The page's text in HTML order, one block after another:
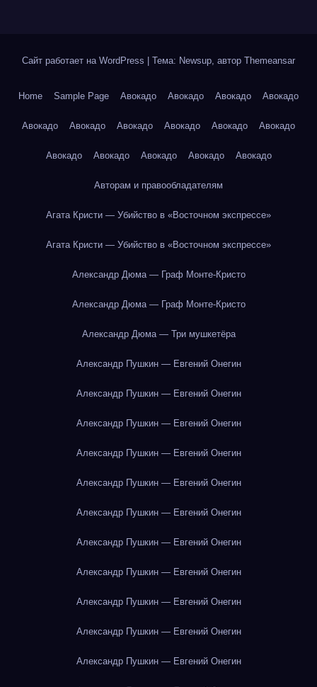
Сайт работает на WordPress Тема: Newsup, автор Themeansar
Home Sample Page Авокадо Авокадо Авокадо Авокадо
Авокадо Авокадо Авокадо Авокадо Авокадо Авокадо
Авокадо Авокадо Авокадо Авокадо Авокадо
Авторам и правообладателям
Агата Кристи — Убийство в «Восточном экспрессе»
Агата Кристи — Убийство в «Восточном экспрессе»
Александр Дюма — Граф Монте-Кристо
Александр Дюма — Граф Монте-Кристо
Александр Дюма — Три мушкетёра
Александр Пушкин — Евгений Онегин
Александр Пушкин — Евгений Онегин
Александр Пушкин — Евгений Онегин
Александр Пушкин — Евгений Онегин
Александр Пушкин — Евгений Онегин
Александр Пушкин — Евгений Онегин
Александр Пушкин — Евгений Онегин
Александр Пушкин — Евгений Онегин
Александр Пушкин — Евгений Онегин
Александр Пушкин — Евгений Онегин
Александр Пушкин — Евгений Онегин